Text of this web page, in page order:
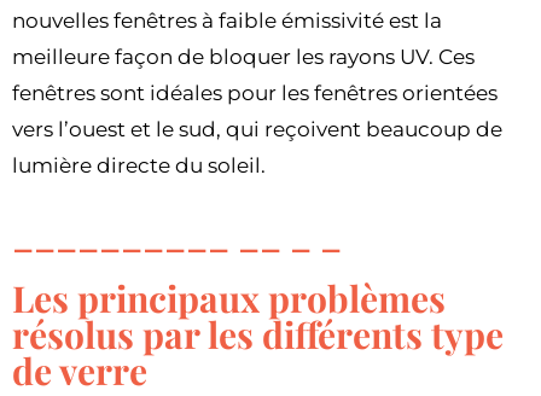
nouvelles fenêtres à faible émissivité est la
meilleure façon de bloquer les rayons UV. Ces
fenêtres sont idéales pour les fenêtres orientées
vers l’ouest et le sud, qui reçoivent beaucoup de
lumière directe du soleil.
Les principaux problèmes
résolus par les différents type
de verre